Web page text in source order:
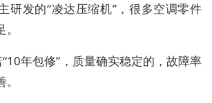
研发的“凌达压缩机”，很多空调零件
年包修”，质量确实稳定的，故障率